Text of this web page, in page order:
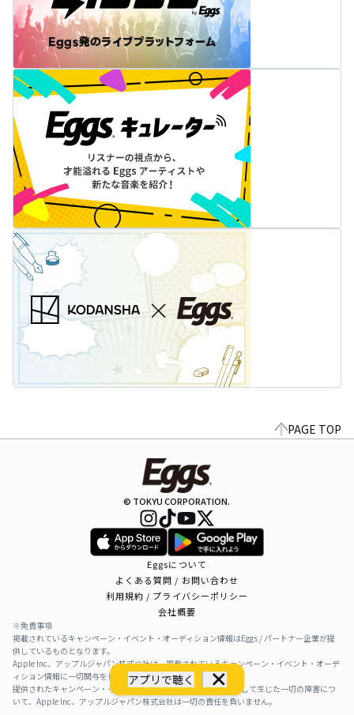
アプリで聴く
PAGE TOP
© TOKYU CORPORATION.
Eggsについて
よくある質問 / お問い合わせ
利用規約 / プライバシーポリシー
会社概要
※免責事項
掲載されているキャンペーン・イベント・オーディション情報はEggs / パートナー企業が提
供しているものとなります。
Apple Inc、アップルジャパン株式会社は、掲載されているキャンペーン・イベント・オーデ
ィション情報に一切関与をしておりません。
提供されたキャンペーン・イベント・オーディション情報を利用して生じた一切の障害につ
いて、Apple Inc、アップルジャパン株式会社は一切の責任を負いません。